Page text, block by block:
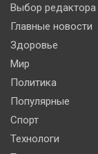
Выбор редактора
Главные новости
Здоровье
Мир
Политика
Популярные
Спорт
Технологи